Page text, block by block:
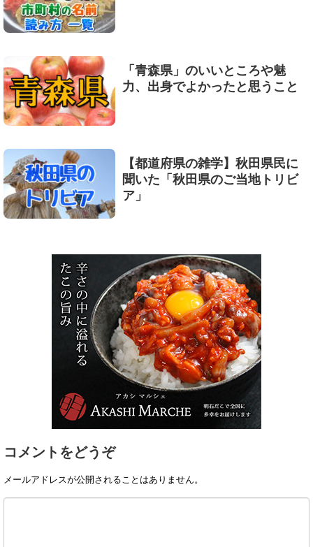
「青森県」のいいところや魅
力、出身でよかったと思うこと
【都道府県の雑学】秋田県民に
聞いた「秋田県のご当地トリビ
ア」
コメントをどうぞ
メールアドレスが公開されることはありません。